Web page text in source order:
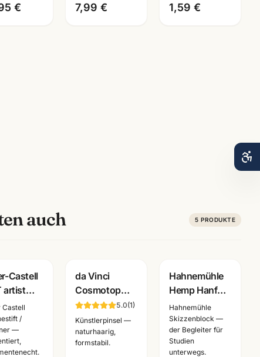
€ 7,99 € 1,59 €
auch 5 PRODUKTE
Castell
artist
Set
·
Castell
/
—
da Vinci
Cosmotop
Mix B
Aquarellpinsel
· Serie 5530 ·
Künstlerbedarf
5.0(1)
Künstlerpinsel —
naturhaarig,
formstabil.
Hahnemühle
Hemp Hanf
Skizzenblock ·
A3/A4/A5 ·
Kuenstlerpapier
Mannheim
Hahnemühle
Skizzenblock —
der Begleiter für
Studien
unterwegs.